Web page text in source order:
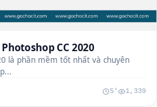
CC 2020
là phần mềm tốt nhất và chuyên
5' 1,339